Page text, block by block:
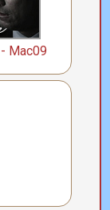
Mac09